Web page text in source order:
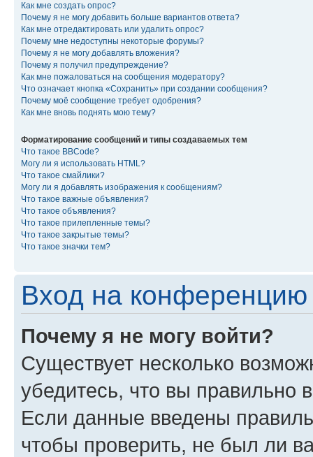
Как мне создать опрос?
Почему я не могу добавить больше вариантов ответа?
Как мне отредактировать или удалить опрос?
Почему мне недоступны некоторые форумы?
Почему я не могу добавлять вложения?
Почему я получил предупреждение?
Как мне пожаловаться на сообщения модератору?
Что означает кнопка «Сохранить» при создании сообщения?
Почему моё сообщение требует одобрения?
Как мне вновь поднять мою тему?
Форматирование сообщений и типы создаваемых тем
Что такое BBCode?
Могу ли я использовать HTML?
Что такое смайлики?
Могу ли я добавлять изображения к сообщениям?
Что такое важные объявления?
Что такое объявления?
Что такое прилепленные темы?
Что такое закрытые темы?
Что такое значки тем?
Вход на конференцию
Почему я не могу войти?
Существует несколько
убедитесь, что вы правильно
Если данные введены
чтобы проверить, не был ли